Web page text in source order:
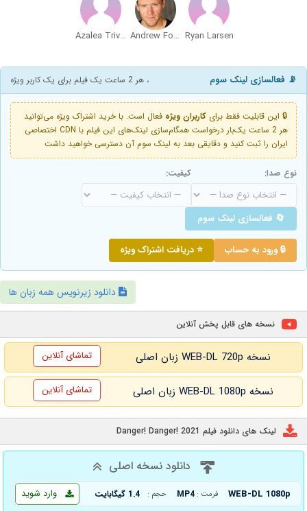
Ryan Larsen
Andrew Forner
Azalea Trivundza
📡 فعالسازی لینک سوم ، هر 2 ساعت یک فیلم برای یک کاربر ویژه
🔒 این قابلیت فقط برای کاربران ویژه فعال است. با خرید اشتراک ویژه می‌توانید
هر 2 ساعت یک‌بار درخواست همگام‌سازی لینک‌های این فیلم با CDN اختصاصی
ایران را ثبت کنید و دقایقی بعد به لینک سوم آن دسترسی خواهید داشت
نوع صدا: کیفیت:
🔄 فعالسازی لینک سوم
🔒 ورود به حساب ⭐ دریافت اشتراک ویژه
دانلود زیرنویس همه زبان ها
نسخه های قابل پخش آنلاین
نسخه WEB-DL 720p زبان اصلی تماشای آنلاین
نسخه WEB-DL 1080p زبان اصلی تماشای آنلاین
لینک های دانلود فیلم Danger! Danger! 2021
دانلود نسخه اصلی
WEB-DL 1080p فرمت : MP4 حجم : 1.4 گیگابایت وارد شوید